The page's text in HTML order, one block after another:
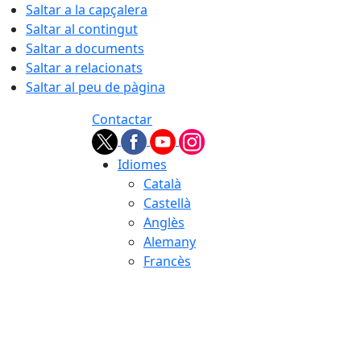
Saltar a la capçalera
Saltar al contingut
Saltar a documents
Saltar a relacionats
Saltar al peu de pàgina
Contactar
Idiomes
Català
Castellà
Anglès
Alemany
Francès